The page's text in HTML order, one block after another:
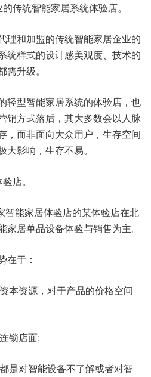
传统智能家居系统体验店。
理和加盟的传统智能家居企业的
统样式的设计感美观度、技术的
升级。
轻型智能家居系统的体验店，也
销方式落后，其大多数会以人脉
，而非面向大众用户，生存空间
影响，生存不易。
店。
智能家居体验店的某体验店在北
居单品设备体验与销售为主。
在于：
本资源，对于产品的价格空间
锁店面;
是对智能设备不了解或者对智